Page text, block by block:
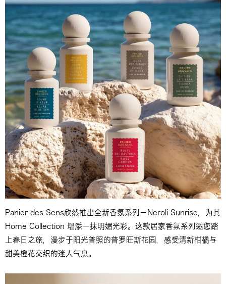
Panier des Sens欣然推出全新香氛系列－Neroli Sunrise，为其
Home Collection 增添一抹明媚光彩。这款居家香氛系列邀您踏
上春日之旅，漫步于阳光普照的普罗旺斯花园，感受清新柑橘与
甜美橙花交织的迷人气息。